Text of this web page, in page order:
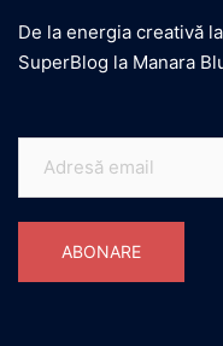
De la energia creativă
SuperBlog la Manara
email
ABONARE